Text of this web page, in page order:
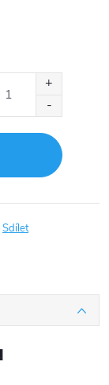
Sdílet